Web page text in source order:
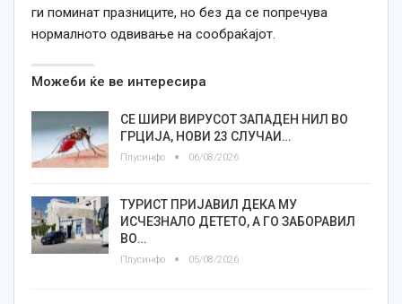
ги поминат празниците, но без да се попречува
нормалното одвивање на сообраќајот.
Можеби ќе ве интересира
СЕ ШИРИ ВИРУСОТ ЗАПАДЕН НИЛ ВО
ГРЦИЈА, НОВИ 23 СЛУЧАИ…
Плусинфо 06/08/2026
ТУРИСТ ПРИЈАВИЛ ДЕКА МУ
ИСЧЕЗНАЛО ДЕТЕТО, А ГО ЗАБОРАВИЛ
ВО…
Плусинфо 05/08/2026